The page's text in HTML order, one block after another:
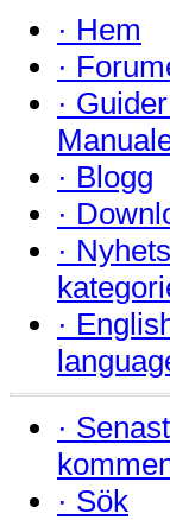
· Hem
·
·
· Blogg
·
· Nyhets
·
·
· Sök